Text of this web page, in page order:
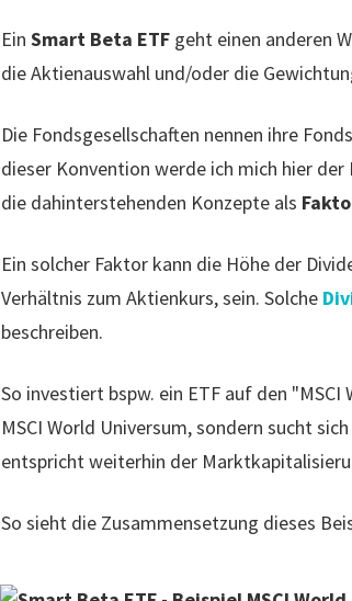
Ein Smart Beta ETF geht einen anderen
die Aktienauswahl und/oder die
Die Fondsgesellschaften nennen ihre
dieser Konvention werde ich mich hier
die dahinterstehenden Konzepte als
Ein solcher Faktor kann die Höhe der
Verhältnis zum Aktienkurs, sein. Solche
beschreiben.
So investiert bspw. ein ETF auf den
MSCI World Universum, sondern sucht
entspricht weiterhin der
So sieht die Zusammensetzung dieses